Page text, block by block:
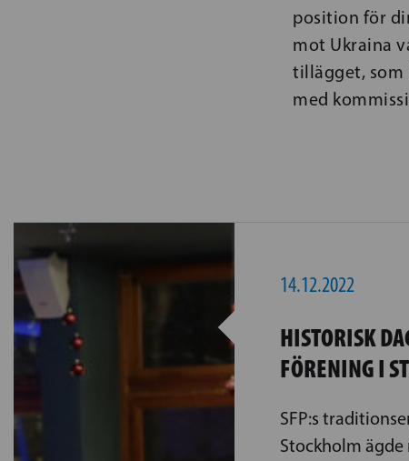
position för
mot Ukraina
tillägget, som
med
14.12.2022
HISTORISK
FÖRENING I
SFP:s
Stockholm